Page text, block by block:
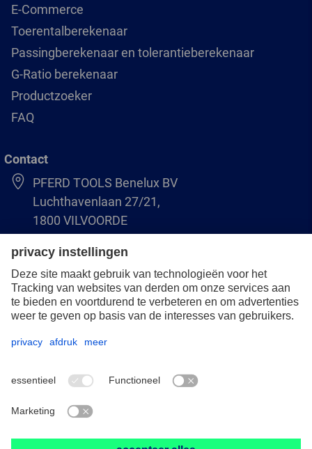
E-Commerce
Toerentalberekenaar
Passingberekenaar en tolerantieberekenaar
G-Ratio berekenaar
Productzoeker
FAQ
Contact
PFERD TOOLS Benelux BV
Luchthavenlaan 27/21,
1800 VILVOORDE
(BE) +32 (0)2 247 05 90
(NL) +31 (0)76 5937090
info-benelux@pferd.com
Bescherming van de gegevens
Algemene verkoop- en leveringsvoorwaarden